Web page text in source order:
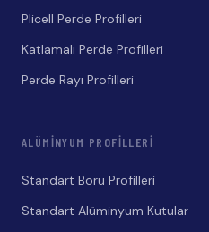
Plicell Perde Profilleri
Katlamalı Perde Profilleri
Perde Rayı Profilleri
ALÜMINYUM PROFILLERI
Standart Boru Profilleri
Standart Alüminyum Kutular